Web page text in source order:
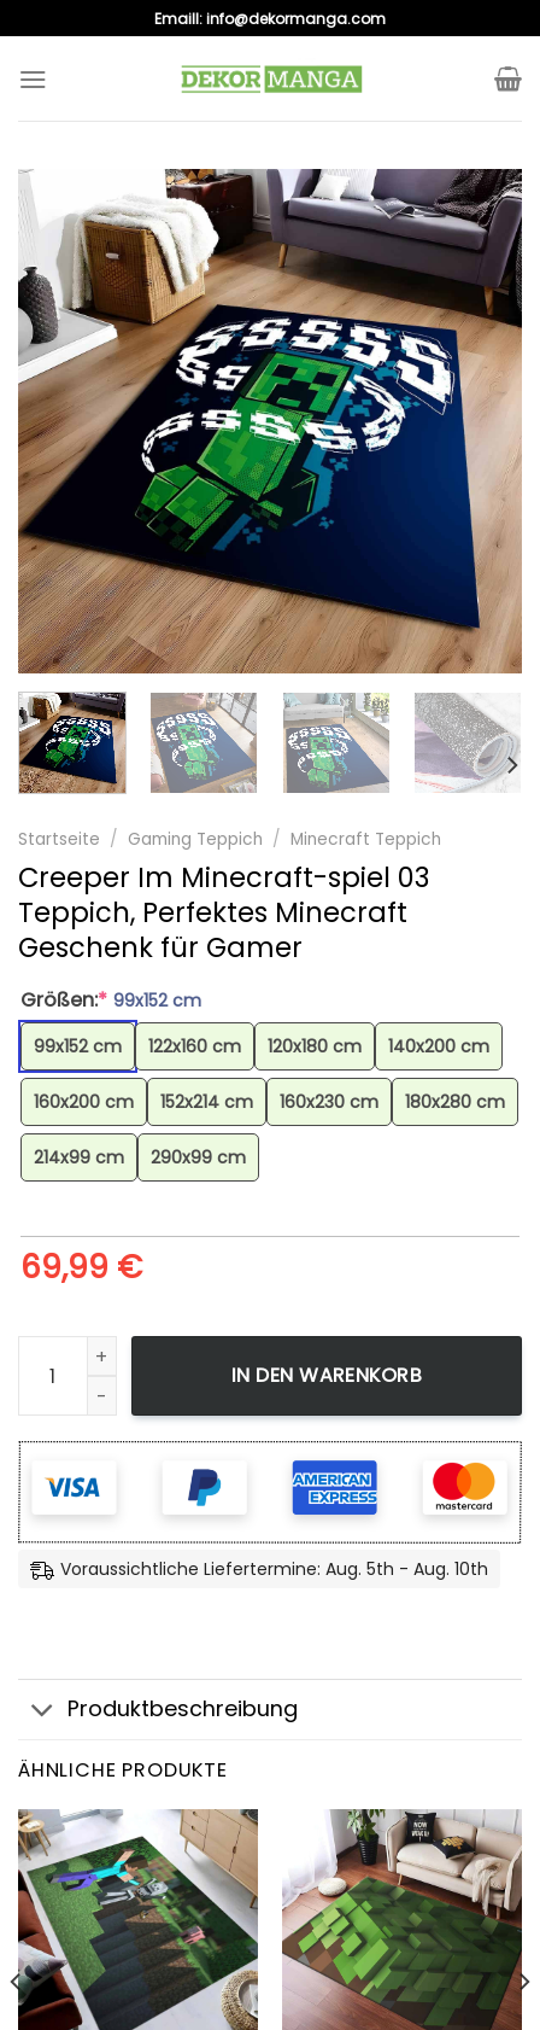
to
content
Emaill:info@dekormanga.com
Startseite / Gaming Teppich / Minecraft Teppich
Creeper Im Minecraft-spiel 03
Teppich, Perfektes Minecraft
Geschenk für Gamer
Größen:* 99x152 cm
99x152 cm
122x160 cm 120x180 cm 140x200 cm
160x200 cm 152x214 cm 160x230 cm 180x280 cm
214x99 cm 290x99 cm
69,99 €
Creeper Im Minecraft-spiel 03 Teppich, Perfektes
IN DEN WARENKORB
Voraussichtliche Liefertermine: Aug. 5th - Aug. 10th
Produktbeschreibung
ÄHNLICHE PRODUKTE